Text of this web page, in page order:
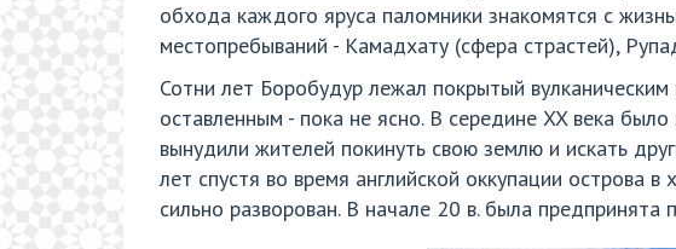
обхода каждого яруса паломники знакомятся с
местопребываний - Камадхату (сфера страстей),
Сотни лет Боробудур лежал покрытый
оставленным - пока не ясно. В середине XX века
вынудили жителей покинуть свою землю и искать
лет спустя во время английской оккупации острова
сильно разворован. В начале 20 в. была предпринята